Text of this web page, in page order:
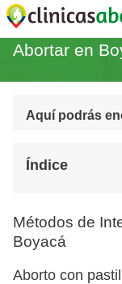
Abortar en
Aquí podrás
Índice
Métodos de
Boyacá
Aborto con